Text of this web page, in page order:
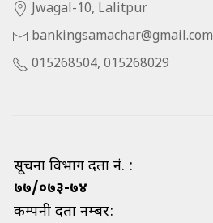
Jwagal-10, Lalitpur
bankingsamachar@gmail.com
015268504, 015268029
सूचना विभाग दर्ता नं. :
७७/०७३-७४
कम्पनी दर्ता नम्बर: